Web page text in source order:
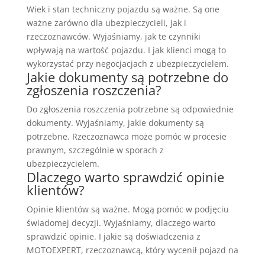
Wiek i stan techniczny pojazdu są ważne. Są one
ważne zarówno dla ubezpieczycieli, jak i
rzeczoznawców. Wyjaśniamy, jak te czynniki
wpływają na wartość pojazdu. I jak klienci mogą to
wykorzystać przy negocjacjach z ubezpieczycielem.
Jakie dokumenty są potrzebne do
zgłoszenia roszczenia?
Do zgłoszenia roszczenia potrzebne są odpowiednie
dokumenty. Wyjaśniamy, jakie dokumenty są
potrzebne. Rzeczoznawca może pomóc w procesie
prawnym, szczególnie w sporach z
ubezpieczycielem.
Dlaczego warto sprawdzić opinie
klientów?
Opinie klientów są ważne. Mogą pomóc w podjęciu
świadomej decyzji. Wyjaśniamy, dlaczego warto
sprawdzić opinie. I jakie są doświadczenia z
MOTOEXPERT, rzeczoznawcą, który wycenił pojazd na